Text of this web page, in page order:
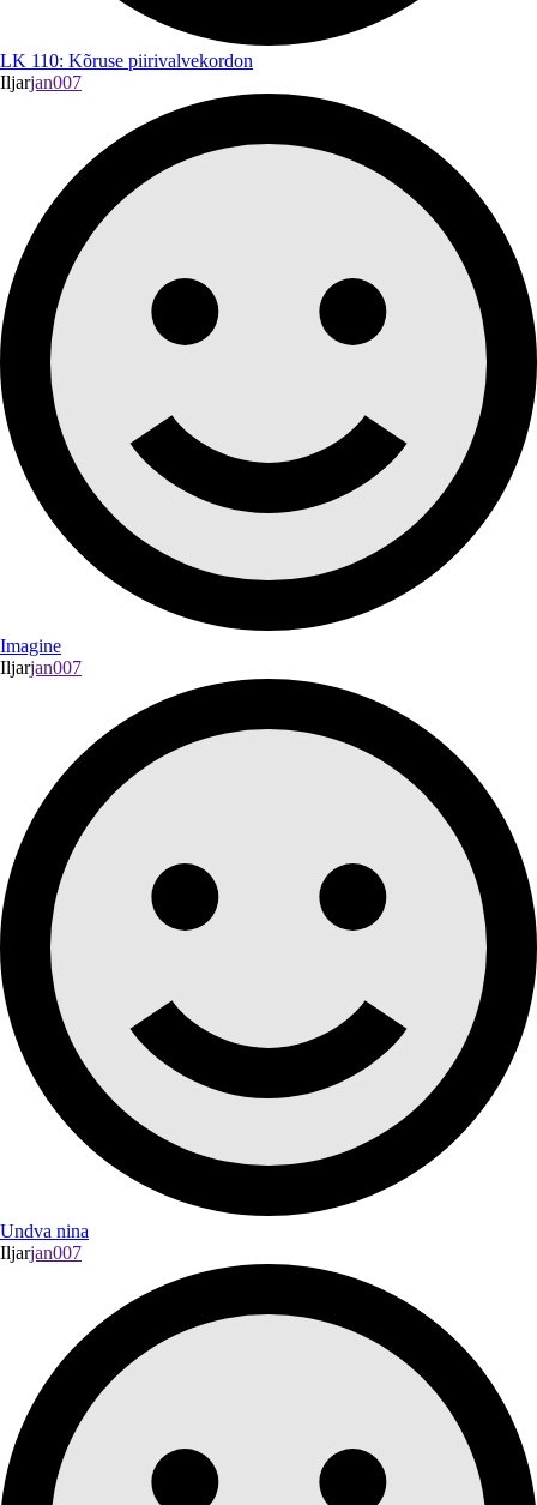
LK 110: Kõruse piirivalvekordon
Iljarjan007
Imagine
Iljarjan007
Undva nina
Iljarjan007